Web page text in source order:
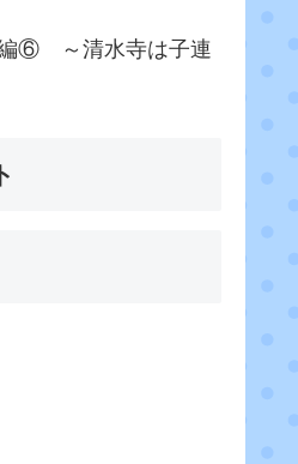
⑥ ～清水寺は子連